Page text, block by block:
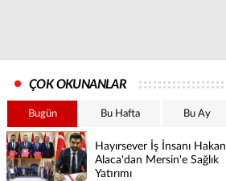
ÇOK OKUNANLAR
Bugün Bu Hafta Bu Ay
Hayırsever İş İnsanı Hakan
Alaca'dan Mersin'e Sağlık
Yatırımı